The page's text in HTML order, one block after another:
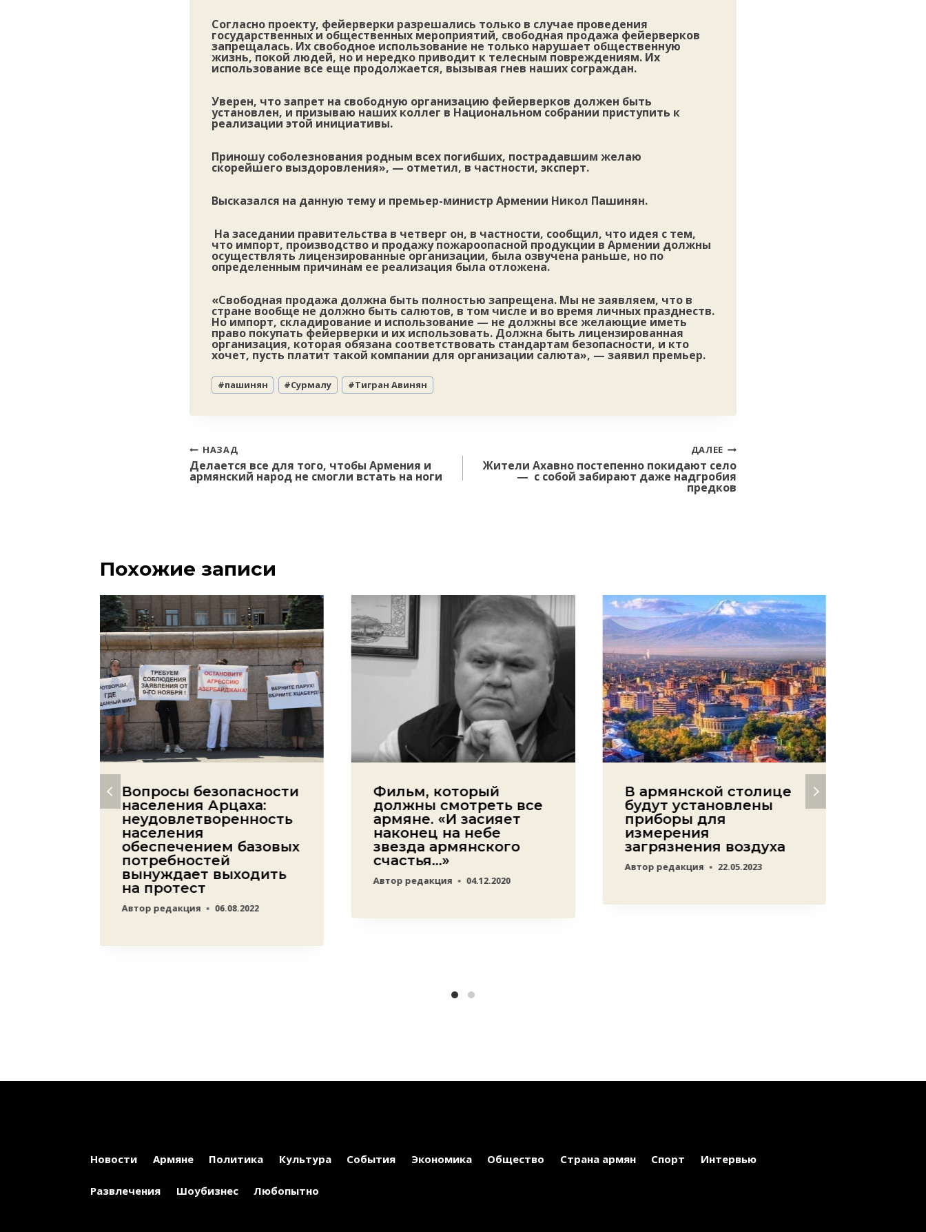
Согласно проекту, фейерверки разрешались только в случае проведения
государственных и общественных мероприятий, свободная продажа фейерверков
запрещалась. Их свободное использование не только нарушает общественную
жизнь, покой людей, но и нередко приводит к телесным повреждениям. Их
использование все еще продолжается, вызывая гнев наших сограждан.
Уверен, что запрет на свободную организацию фейерверков должен быть
установлен, и призываю наших коллег в Национальном собрании приступить к
реализации этой инициативы.
Приношу соболезнования родным всех погибших, пострадавшим желаю
скорейшего выздоровления», — отметил, в частности, эксперт.
Высказался на данную тему и премьер-министр Армении Никол Пашинян.
На заседании правительства в четверг он, в частности, сообщил, что идея с тем,
что импорт, производство и продажу пожароопасной продукции в Армении должны
осуществлять лицензированные организации, была озвучена раньше, но по
определенным причинам ее реализация была отложена.
«Свободная продажа должна быть полностью запрещена. Мы не заявляем, что в
стране вообще не должно быть салютов, в том числе и во время личных празднеств.
Но импорт, складирование и использование — не должны все желающие иметь
право покупать фейерверки и их использовать. Должна быть лицензированная
организация, которая обязана соответствовать стандартам безопасности, и кто
хочет, пусть платит такой компании для организации салюта», — заявил премьер.
Метки
записи:
#пашинян #Сурмалу #Тигран Авинян
Навигация
по
записям
НАЗАД
Делается все для того, чтобы Армения и
армянский народ не смогли встать на ноги
ДАЛЕЕ
Жители Ахавно постепенно покидают село
— с собой забирают даже надгробия
предков
Похожие записи
Вопросы безопасности
населения Арцаха:
неудовлетворенность
населения
обеспечением базовых
потребностей
вынуждает выходить
на протест
Автор редакция 06.08.2022
Фильм, который
должны смотреть все
армяне. «И засияет
наконец на небе
звезда армянского
счастья…»
Автор редакция 04.12.2020
В армянской столице
будут установлены
приборы для
измерения
загрязнения воздуха
Автор редакция 22.05.2023
Новости Армяне Политика Культура События Экономика Общество Страна армян Спорт Интервью
Развлечения Шоубизнес Любопытно